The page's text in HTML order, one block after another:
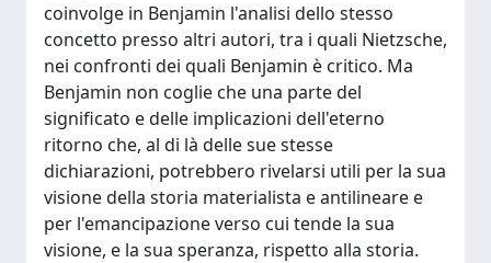
coinvolge in Benjamin l'analisi dello stesso
concetto presso altri autori, tra i quali Nietzsche,
nei confronti dei quali Benjamin è critico. Ma
Benjamin non coglie che una parte del
significato e delle implicazioni dell'eterno
ritorno che, al di là delle sue stesse
dichiarazioni, potrebbero rivelarsi utili per la sua
visione della storia materialista e antilineare e
per l'emancipazione verso cui tende la sua
visione, e la sua speranza, rispetto alla storia.